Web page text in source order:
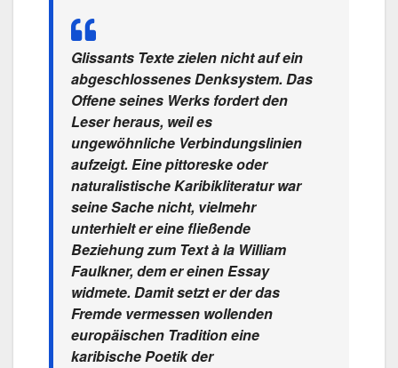
Glissants Texte zielen nicht auf ein
abgeschlossenes Denksystem. Das
Offene seines Werks fordert den
Leser heraus, weil es
ungewöhnliche Verbindungslinien
aufzeigt. Eine pittoreske oder
naturalistische Karibikliteratur war
seine Sache nicht, vielmehr
unterhielt er eine fließende
Beziehung zum Text à la William
Faulkner, dem er einen Essay
widmete. Damit setzt er der das
Fremde vermessen wollenden
europäischen Tradition eine
karibische Poetik der